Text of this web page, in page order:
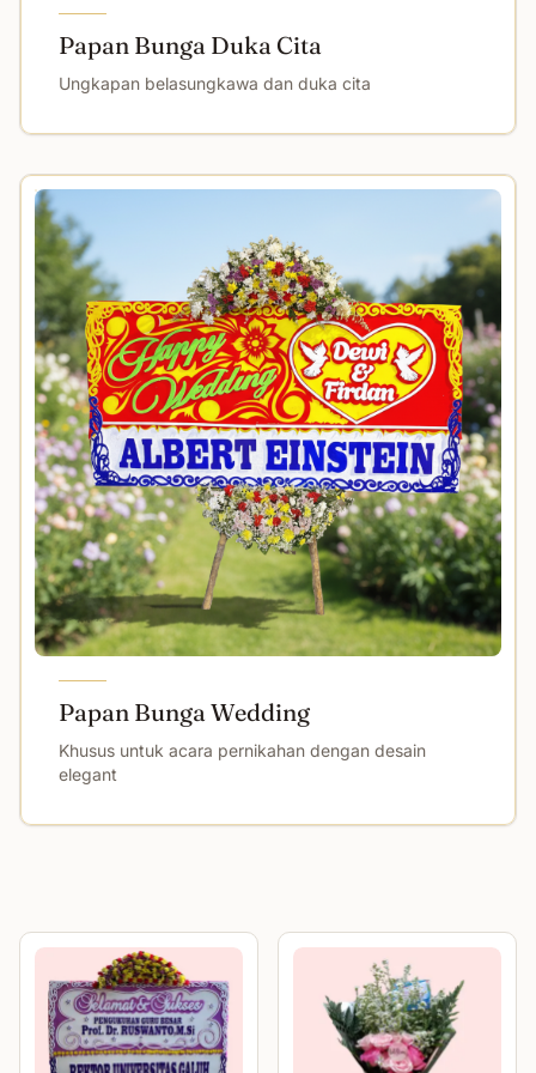
Papan Bunga Duka Cita
Ungkapan belasungkawa dan duka cita
Papan Bunga Wedding
Khusus untuk acara pernikahan dengan desain
elegant